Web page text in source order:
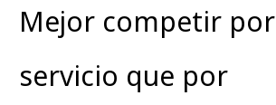
Mejor competir por
servicio que por